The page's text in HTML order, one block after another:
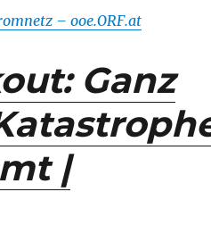
– ooe.ORF.at
Ganz
|